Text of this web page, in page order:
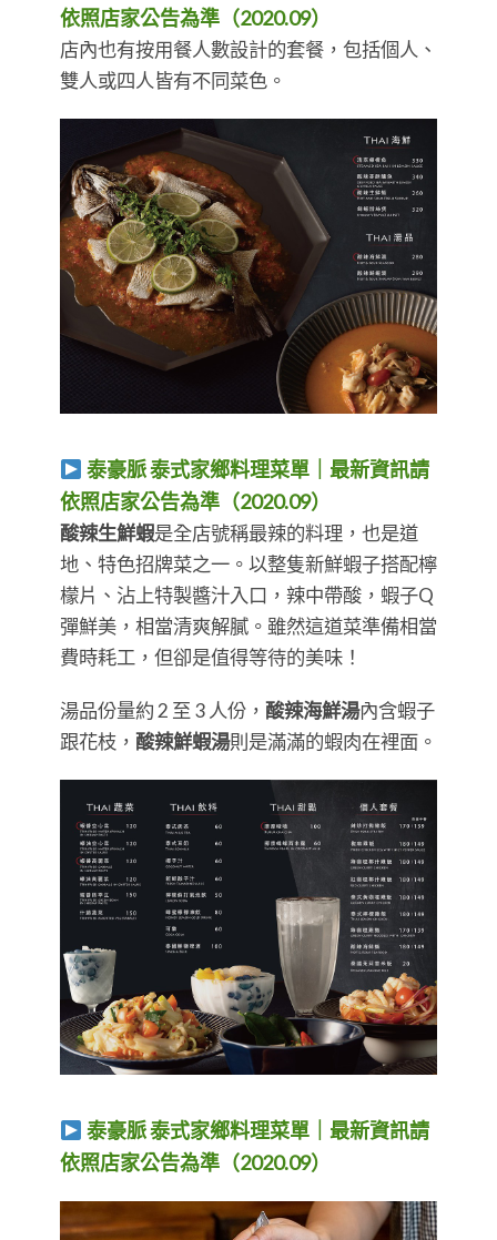
依照店家公告為準（2020.09）
店內也有按用餐人數設計的套餐，包括個人、
雙人或四人皆有不同菜色。​​​​​​​
泰豪脈 泰式家鄉料理菜單｜最新資訊請
依照店家公告為準（2020.09）
酸辣生鮮蝦是全店號稱最辣的料理，也是道
地、特色招牌菜之一。以整隻新鮮蝦子搭配檸
檬片、沾上特製醬汁入口，辣中帶酸，蝦子Q
彈鮮美，相當清爽解膩。雖然這道菜準備相當
費時耗工，但卻是值得等待的美味！
湯品份量約 2 至 3 人份， 酸辣海鮮湯內含蝦子
跟花枝， 酸辣鮮蝦湯則是滿滿的蝦肉在裡面。​​​​​​​
泰豪脈 泰式家鄉料理菜單｜最新資訊請
依照店家公告為準（2020.09）